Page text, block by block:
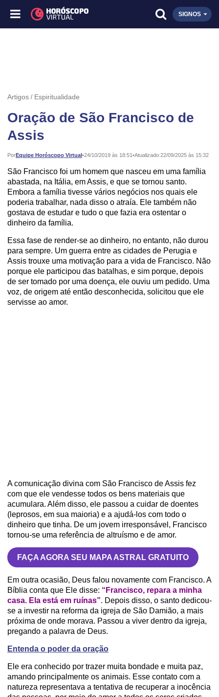
SIGNOS
Artigos Espiritualidade
Oração de São Francisco de
Assis
PorEquipe Horóscopo Virtual•
Publicado: 24/10/2019 às 18:51•Atualizado:22/09/2025 às 15:32
São Francisco foi um homem que nasceu em uma família
abastada, na Itália, em Assis, e que se tornou santo.
Embora a família tivesse vários negócios nos quais ele
poderia trabalhar, nada disso o atraía. Ele também não
gostava de estudar e tudo o que fazia era ostentar o
dinheiro da família.
Essa fase de render-se ao dinheiro, no entanto, não durou
para sempre. Um guerra entre as cidades de Perugia e
Assis trouxe uma motivação para a vida de Francisco. Não
porque ele participou das batalhas, e sim porque, depois
de ser tomado por uma doença, ele ouviu um pedido. Uma
voz, de origem até então desconhecida, solicitou que ele
servisse ao amor.
A comunicação divina com São Francisco de Assis fez
com que ele vendesse todos os bens materiais que
acumulara. Além disso, ele passou a cuidar de doentes
(leprosos, em sua maioria) e a ajudá-los com todo o
dinheiro que tinha. De um jovem irresponsável, Francisco
tornou-se uma referência de altruísmo e de amor.
FAÇA AGORA SEU MAPA ASTRAL GRATUITO
Em outra ocasião, Deus falou novamente com Francisco. A
Bíblia conta que Ele disse: “Francisco, repara a minha
casa. Ela está em ruínas”. Depois disso, o santo dedicou-
se a investir na reforma da igreja de São Damião, a mais
próxima de onde morava. Passou a viver dentro da igreja,
pregando a palavra de Deus.
Entenda o poder da oração
Ele era conhecido por trazer muita bondade e muita paz,
amando principalmente os animais. Esse contato com a
natureza representava a tentativa de recuperar a inocência